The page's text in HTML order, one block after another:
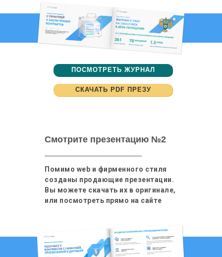
ПОСМОТРЕТЬ ЖУРНАЛ
СКАЧАТЬ PDF ПРЕЗУ
Смотрите презентацию №2
Помимо web и фирменного стиля
созданы продающие презентации.
Вы можете скачать их в оригинале,
или посмотреть прямо на сайте